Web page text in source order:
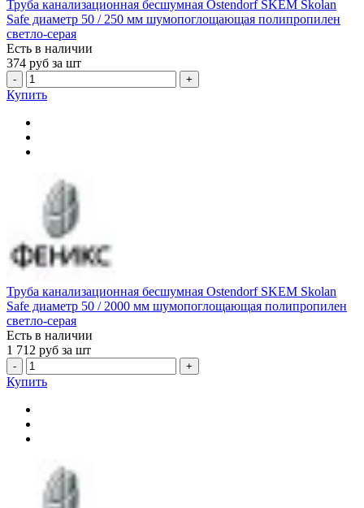
Труба канализационная бесшумная Ostendorf SKEM Skolan
Safe диаметр 50 / 250 мм шумопоглощающая полипропилен
светло-серая
Есть в наличии
374 руб за шт
- +
Купить
Труба канализационная бесшумная Ostendorf SKEM Skolan
Safe диаметр 50 / 2000 мм шумопоглощающая полипропилен
светло-серая
Есть в наличии
1 712 руб за шт
- +
Купить